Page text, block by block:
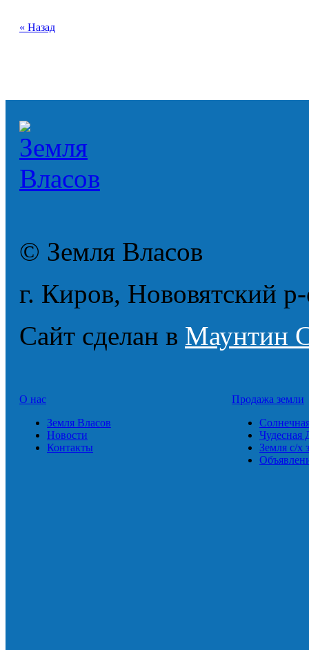
« Назад
© Земля Власов
г. Киров, Нововятский
Сайт сделан в Маунтин
О нас
Земля Власов
Новости
Контакты
Продажа земли
Чудесная
Земля с/х